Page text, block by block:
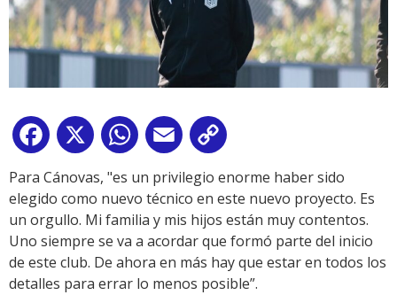
Facebook
X WhatsApp
Email
Link
Para Cánovas, "es un privilegio enorme haber sido
elegido como nuevo técnico en este nuevo proyecto. Es
un orgullo. Mi familia y mis hijos están muy contentos.
Uno siempre se va a acordar que formó parte del inicio
de este club. De ahora en más hay que estar en todos los
detalles para errar lo menos posible”.